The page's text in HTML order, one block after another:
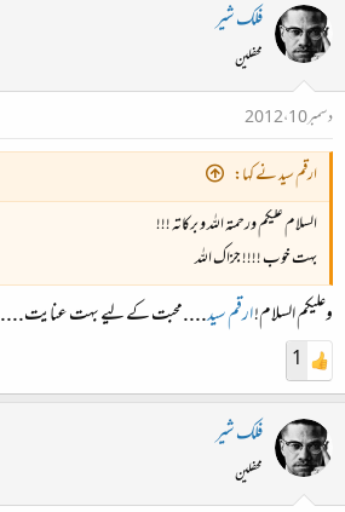
فلک شیر
محفلین
دسمبر 10، 2012
ارقم سید نے کہا:
السلام علیکم ورحمتہ اللہ و برکاتہ !!!
بہت خوب !!!! جزاک اللہ
وعلیکم السلام!ارقم سید....محبت کے لیے بہت عنایت....
1
فلک شیر
محفلین